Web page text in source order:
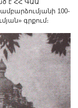
է ՀՀ ԳԱԱ
100-
գրքում։